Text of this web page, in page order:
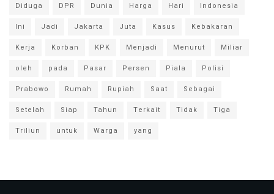
Diduga
DPR Dunia Harga Hari
Indonesia
Ini
Jadi Jakarta Juta Kasus
Kebakaran
Kerja
Korban KPK Menjadi Menurut
Miliar
oleh
pada Pasar Persen Piala
Polisi
Prabowo
Rumah Rupiah Saat
Sebagai
Setelah
Siap Tahun Terkait Tidak
Tiga
Triliun
untuk Warga yang